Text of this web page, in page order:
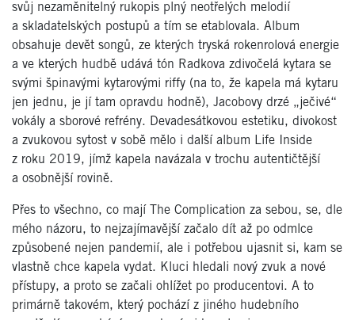
svůj nezaměnitelný rukopis plný neotřelých melodií
a skladatelských postupů a tím se etablovala. Album
obsahuje devět songů, ze kterých tryská rokenrolová energie
a ve kterých hudbě udává tón Radkova zdivočelá kytara se
svými špinavými kytarovými riffy (na to, že kapela má kytaru
jen jednu, je jí tam opravdu hodně), Jacobovy drzé „ječivé“
vokály a sborové refrény. Devadesátkovou estetiku, divokost
a zvukovou sytost v sobě mělo i další album Life Inside
z roku 2019, jímž kapela navázala v trochu autentičtější
a osobnější rovině.
Přes to všechno, co mají The Complication za sebou, se, dle
mého názoru, to nejzajímavější začalo dít až po odmlce
způsobené nejen pandemií, ale i potřebou ujasnit si, kam se
vlastně chce kapela vydat. Kluci hledali nový zvuk a nové
přístupy, a proto se začali ohlížet po producentovi. A to
primárně takovém, který pochází z jiného hudebního